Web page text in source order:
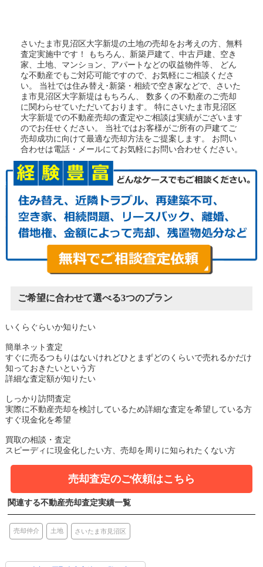
さいたま市見沼区大字新堤の土地の売却をお考えの方、無料
査定実施中です！
もちろん、新築戸建て、中古戸建、空き
家、土地、マンション、アパートなどの収益物件等、
どん
な不動産でもご対応可能ですので、お気軽にご相談くださ
い。
当社では住み替え･新築・相続で空き家などで、さいた
ま市見沼区大字新堤はもちろん、
数多くの不動産のご売却
に関わらせていただいております。
特にさいたま市見沼区
大字新堤での不動産売却の査定やご相談は実績がございます
のでお任せください。
当社ではお客様がご所有の戸建てご
売却成功に向けて最適な売却方法をご提案します。
お問い
合わせは電話・メールにてお気軽にお問い合わせください。
ご希望に合わせて選べる3つのプラン
いくらぐらいか知りたい
簡単ネット査定
すぐに売るつもりはないけれどひとまずどのくらいで売れるかだけ
知っておきたいという方
詳細な査定額が知りたい
しっかり訪問査定
実際に不動産売却を検討しているため詳細な査定を希望している方
すぐ現金化を希望
買取の相談・査定
スピーディに現金化したい方、売却を周りに知られたくない方
売却査定のご依頼はこちら
関連する不動産売却査定実績一覧
売却仲介 土地 さいたま市見沼区